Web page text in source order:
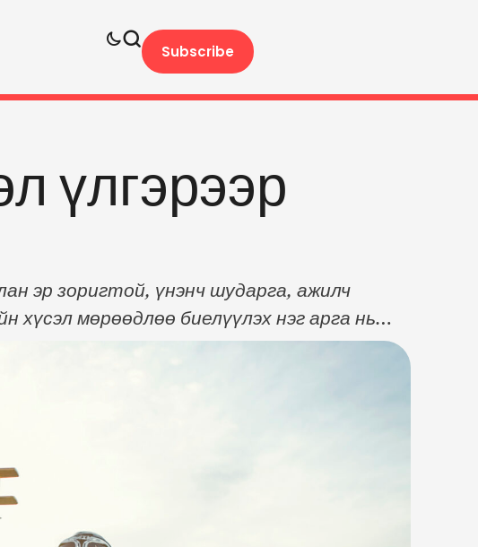
Subscribe
үлгэрээр
эр зоригтой, үнэнч шударга, ажилч
хүсэл мөрөөдлөө биелүүлэх нэг арга нь
ханхүү, гүнж болох хүсэл сонирхлоор